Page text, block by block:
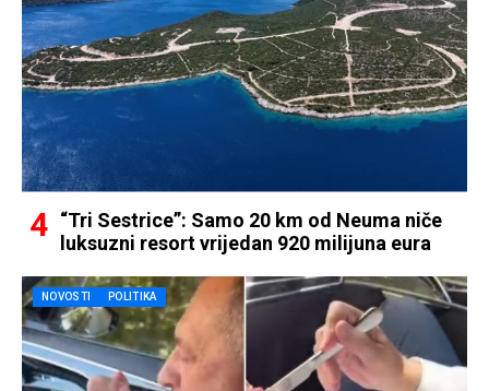
“Tri Sestrice”: Samo 20 km od Neuma niče
luksuzni resort vrijedan 920 milijuna eura
NOVOSTI POLITIKA